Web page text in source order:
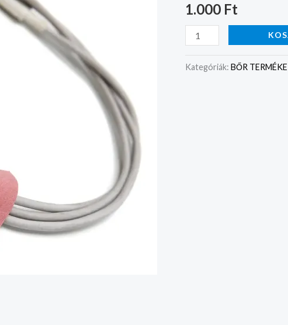
1.000 Ft
Kategóriák: BŐR